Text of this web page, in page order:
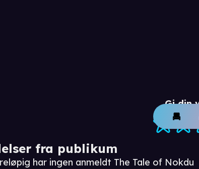
Gi din
fra publikum
har ingen anmeldt The Tale of Nokdu